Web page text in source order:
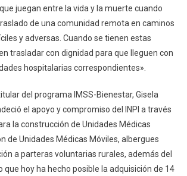
juegan entre la vida y la muerte cuando
de una comunidad remota en caminos
y adversas. Cuando se tienen estas
trasladar con dignidad para que lleguen con
hospitalarias correspondientes».
del programa IMSS-Bienestar, Gisela
el apoyo y compromiso del INPI a través
la construcción de Unidades Médicas
de Unidades Médicas Móviles, albergues
a parteras voluntarias rurales, además del
que hoy ha hecho posible la adquisición de 14